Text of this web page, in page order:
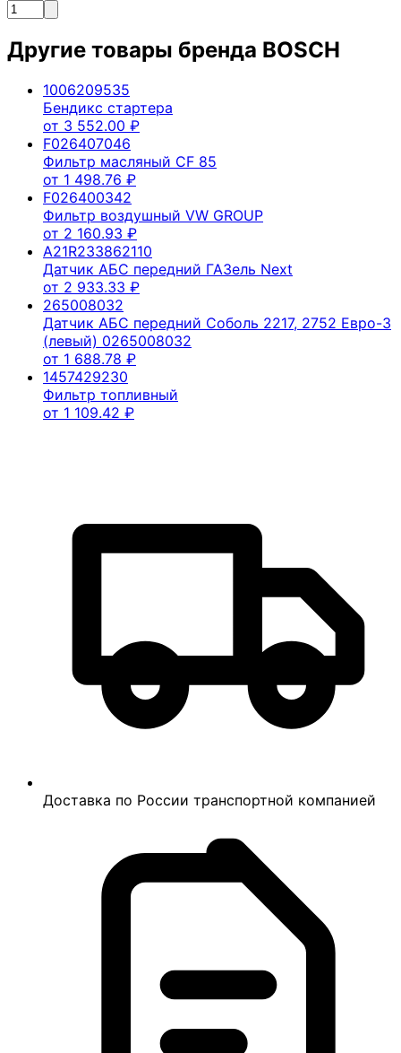
Другие товары бренда BOSCH
1006209535
Бендикс стартера
от 3 552.00 ₽
F026407046
Фильтр масляный CF 85
от 1 498.76 ₽
F026400342
Фильтр воздушный VW GROUP
от 2 160.93 ₽
A21R233862110
Датчик АБС передний ГАЗель Next
от 2 933.33 ₽
265008032
Датчик АБС передний Соболь 2217, 2752 Евро-3
(левый) 0265008032
от 1 688.78 ₽
1457429230
Фильтр топливный
от 1 109.42 ₽
Доставка по России транспортной компанией